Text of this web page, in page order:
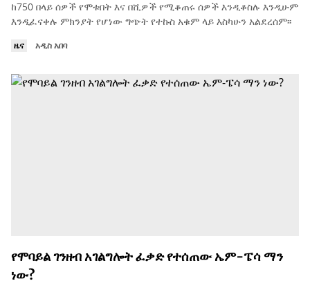
ከ750 በላይ ሰዎች የሞቱበት እና በሺዎች የሚቆጠሩ ሰዎች እንዲቆስሉ እንዲሁም
እንዲፈናቀሉ ምክንያት የሆነው ግጭት የተኩስ አቁም ላይ እስካሁን አልደረሰም፡፡
ዜና አዲስ አበባ
የሞባይል ገንዘብ አገልግሎት ፈቃድ የተሰጠው ኤም-ፔሳ ማን
ነው?